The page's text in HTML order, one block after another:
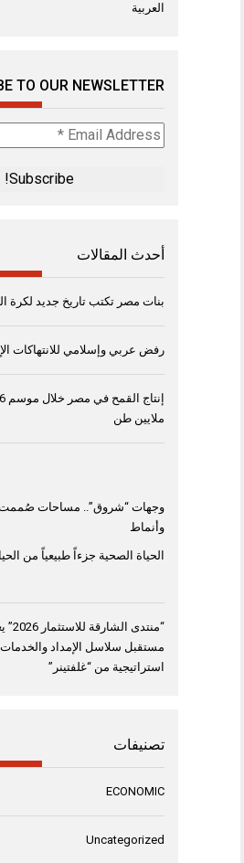
العربية
TO OUR NEWSLETTER
Email
Address
أحدث المقالات
بنات مصر تكتب تاريخ جديد لكرة
رفض عربي وإسلامي للانتهاكات
ملايين طن
وجهات “شروق”.. مساحات صُممت
وأنماط
الحياة الصحية جزءاً طبيعياً من
مستقبل سلاسل الإمداد والخدمات
استراتيجية من “غلفتينر”
تصنيفات
ECONOMIC
Uncategorized